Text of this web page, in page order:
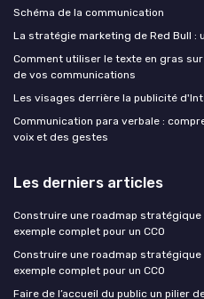
Schéma de la communication
La stratégie marketing de Red Bull :
Comment utiliser le texte en gras
de vos communications
Les visages derrière la publicité
Communication para verbale :
voix et des gestes
Les derniers articles
Construire une roadmap stratégique
exemple complet pour un CCO
Construire une roadmap stratégique
exemple complet pour un CCO
Faire de l’accueil du public un pilier